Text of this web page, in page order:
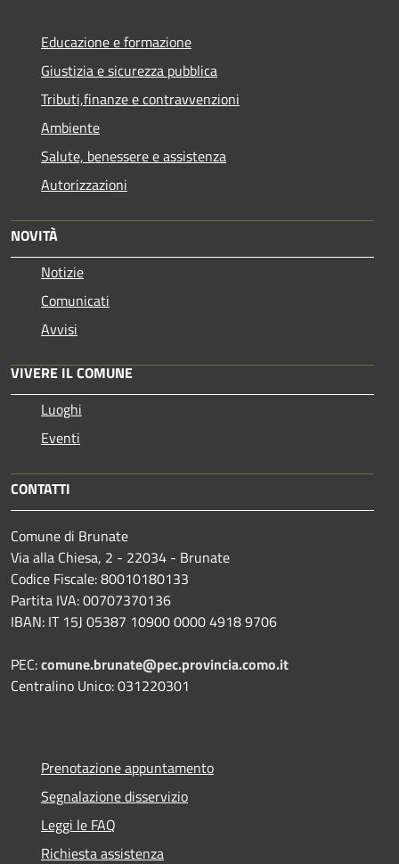
Educazione e formazione
Giustizia e sicurezza pubblica
Tributi,finanze e contravvenzioni
Ambiente
Salute, benessere e assistenza
Autorizzazioni
NOVITÀ
Notizie
Comunicati
Avvisi
VIVERE IL COMUNE
Luoghi
Eventi
CONTATTI
Comune di Brunate
Via alla Chiesa, 2 - 22034 - Brunate
Codice Fiscale: 80010180133
Partita IVA: 00707370136
IBAN: IT 15J 05387 10900 0000 4918 9706
PEC:comune.brunate@pec.provincia.como.it
Centralino Unico: 031220301
Prenotazione appuntamento
Segnalazione disservizio
Leggi le FAQ
Richiesta assistenza